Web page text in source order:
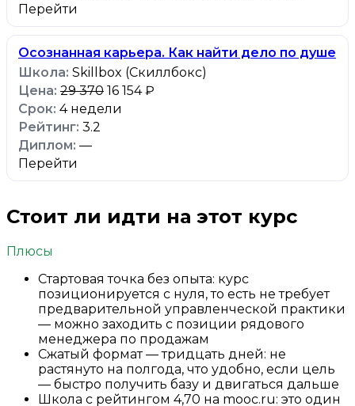
Перейти
Осознанная карьера. Как найти дело по душе
Skillbox (Скиллбокс)
29 370 16 154 ₽
4 недели
3.2
—
Перейти
Стоит ли идти на этот курс
Плюсы
Стартовая точка без опыта: курс
позиционируется с нуля, то есть не требует
предварительной управленческой практики
— можно заходить с позиции рядового
менеджера по продажам
Сжатый формат — тридцать дней: не
растянуто на полгода, что удобно, если цель
— быстро получить базу и двигаться дальше
Школа с рейтингом 4,70 на mooc.ru: это один